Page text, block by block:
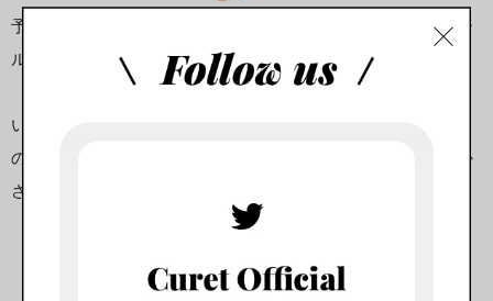
予備用に、常にバッグに入れている薄めの小さいノートとボー
ルペン。
いつもの手帳と筆記具を忘れた時に急遽コンビニで購入したも
のだけど、ペンは書きやすいジェットストリーム、ノートはか
さばらないA5サイズをチョイス。